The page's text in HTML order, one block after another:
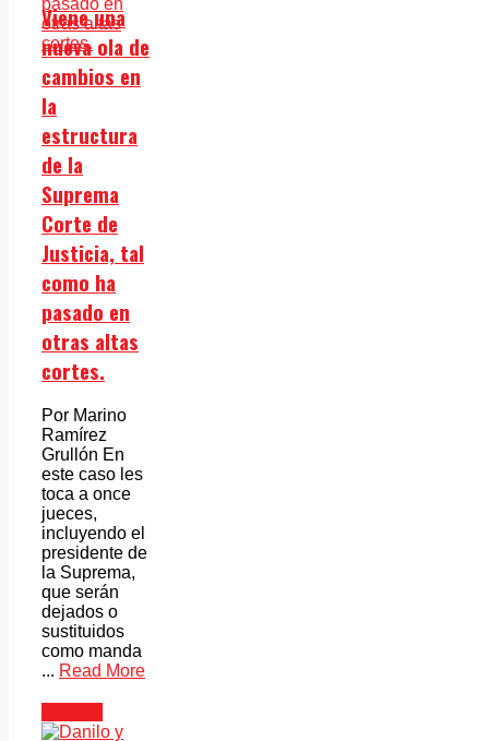
Viene una
nueva ola de
cambios en
la
estructura
de la
Suprema
Corte de
Justicia, tal
como ha
pasado en
otras altas
cortes.
Por Marino
Ramírez
Grullón En
este caso les
toca a once
jueces,
incluyendo el
presidente de
la Suprema,
que serán
dejados o
sustituidos
como manda
... Read More